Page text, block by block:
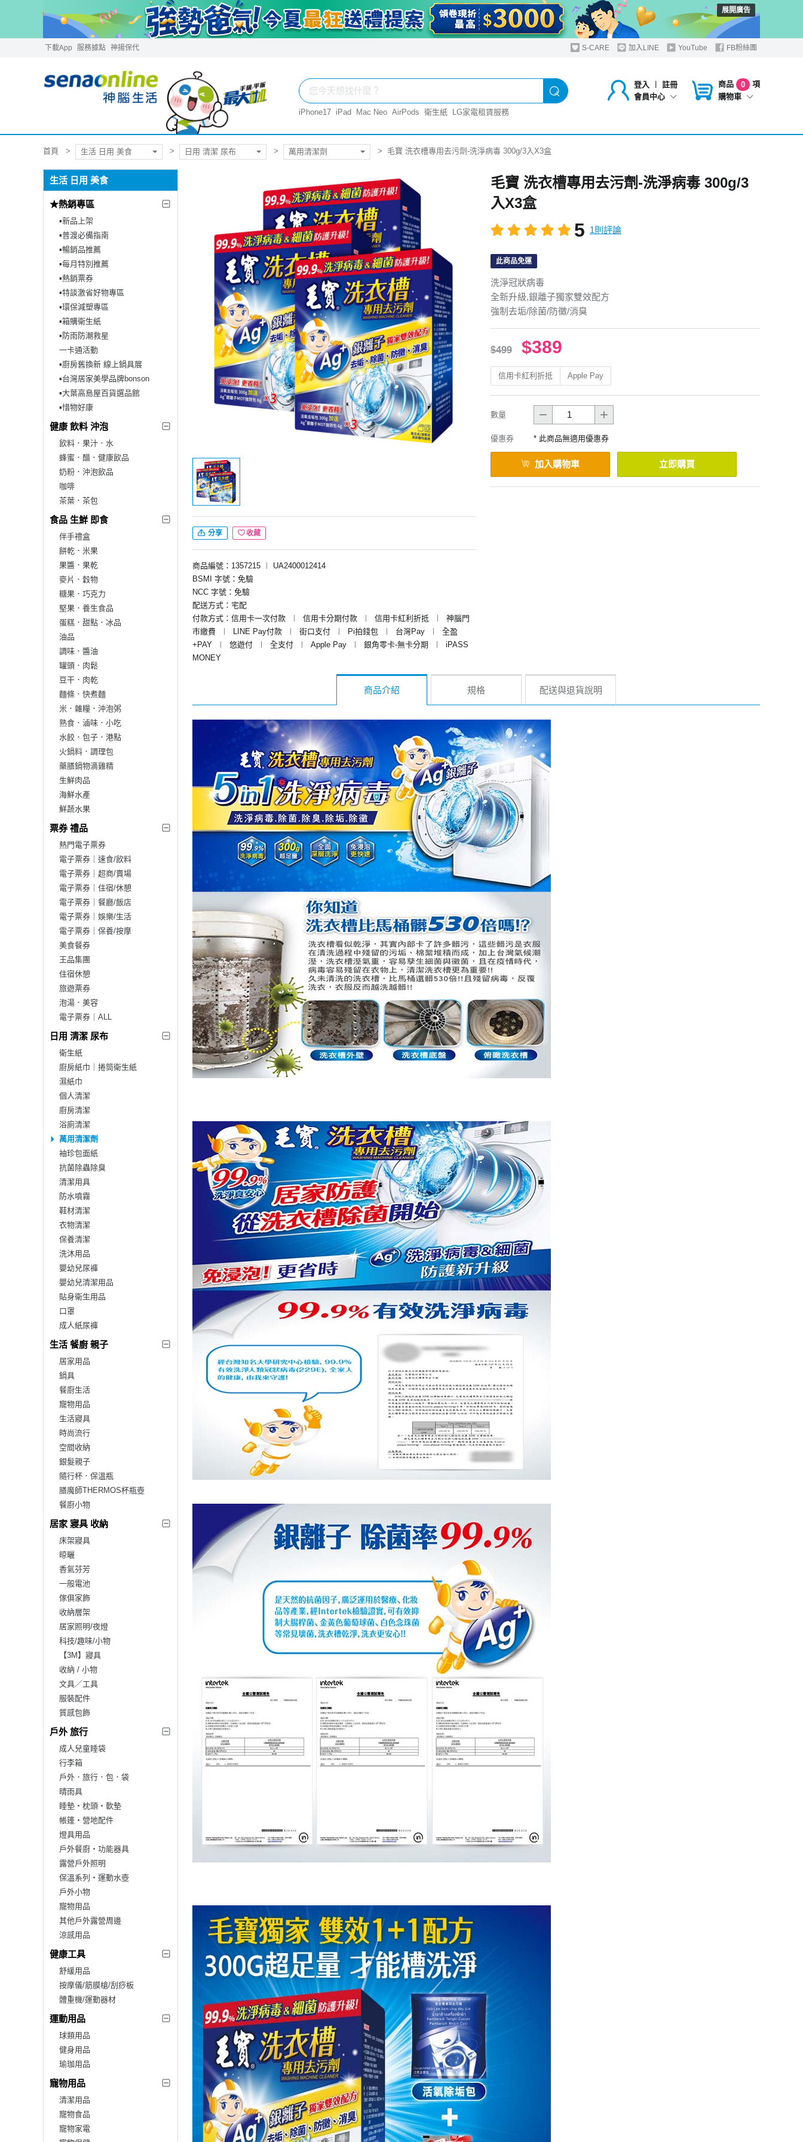
展開廣告
下載App 服務據點 神揚保代 S-CARE 加入LINE YouTube FB粉絲團
登入 ︱
註冊
會員中心
商品 0
項
購物車
iPhone17 iPad Mac Neo AirPods 衛生紙 LG家電租賃服務
首頁 生活 日用 美食 日用 清潔 尿布 萬用清潔劑 毛寶 洗衣槽專用去污劑-洗淨病毒 300g/3入X3盒
生活 日用 美食
★熱銷專區
▪︎新品上架
▪︎普渡必備指南
▪︎暢銷品推薦
▪︎每月特別推薦
▪︎熱銷票券
▪︎特談激省好物專區
▪︎環保減塑專區
▪︎箱購衛生紙
▪︎防雨防潮救星
一卡通活動
▪︎廚房舊換新 線上鍋具展
▪︎台灣居家美學品牌bonson
▪︎大葉高島屋百貨選品館
▪︎惜物好康
健康 飲料 沖泡
飲料．果汁．水
蜂蜜．醋．健康飲品
奶粉．沖泡飲品
咖啡
茶葉．茶包
食品 生鮮 即食
伴手禮盒
餅乾．米果
果醬．果乾
麥片．穀物
糖果．巧克力
堅果．養生食品
蛋糕．甜點．冰品
油品
調味．醬油
罐頭．肉鬆
豆干．肉乾
麵條．快煮麵
米．雜糧．沖泡粥
熟食．滷味．小吃
水餃．包子．港點
火鍋料．調理包
藥膳鍋物滴雞精
生鮮肉品
海鮮水產
鮮蔬水果
票券 禮品
熱門電子票券
電子票券｜速食/飲料
電子票券｜超商/賣場
電子票券｜住宿/休憩
電子票券｜餐廳/飯店
電子票券｜娛樂/生活
電子票券｜保養/按摩
美食餐券
王品集團
住宿休憩
旅遊票券
泡湯．美容
電子票券｜ALL
日用 清潔 尿布
衛生紙
廚房紙巾｜捲筒衛生紙
濕紙巾
個人清潔
廚房清潔
浴廁清潔
萬用清潔劑
袖珍包面紙
抗菌除蟲除臭
清潔用具
防水噴霧
鞋材清潔
衣物清潔
保養清潔
洗沐用品
嬰幼兒尿褲
嬰幼兒清潔用品
貼身衛生用品
口罩
成人紙尿褲
生活 餐廚 親子
居家用品
鍋具
餐廚生活
寵物用品
生活寢具
時尚流行
空間收納
銀髮親子
隨行杯．保溫瓶
膳魔師THERMOS杯瓶壺
餐廚小物
居家 寢具 收納
床架寢具
晾曬
香氣芬芳
一般電池
傢俱家飾
收納層架
居家照明/夜燈
科技/趣味/小物
【3M】寢具
收納 / 小物
文具／工具
服裝配件
質感包飾
戶外 旅行
成人兒童睡袋
行李箱
戶外．旅行．包．袋
晴雨具
睡墊‧枕頭‧軟墊
帳篷‧營地配件
燈具用品
戶外餐廚‧功能器具
露營戶外照明
保溫系列‧運動水壺
戶外小物
寵物用品
其他戶外露營周邊
涼感用品
健康工具
舒緩用品
按摩儀/筋膜槍/刮痧板
體重機/運動器材
運動用品
球類用品
健身用品
瑜珈用品
寵物用品
清潔用品
寵物食品
寵物家電
分享 收藏
商品編號：1357215 ︱
UA2400012414
BSMI 字號：免驗
NCC 字號：免驗
配送方式：宅配
付款方式：信用卡一次付款
︱ 信用卡分期付款 ︱ 信用卡紅利折抵 ︱
神腦門
市繳費
︱ LINE Pay付款 ︱ 街口支付 ︱ Pi拍錢包 ︱ 台灣Pay ︱
全盈
+PAY
︱ 悠遊付 ︱ 全支付 ︱ Apple Pay ︱ 銀角零卡-無卡分期 ︱
iPASS
MONEY
毛寶 洗衣槽專用去污劑-洗淨病毒 300g/3
入X3盒
5 1則評論
此商品免運
洗淨冠狀病毒
全新升級,銀離子獨家雙效配方
強制去垢/除菌/防黴/消臭
$499 $389
信用卡紅利折抵 Apple Pay
數量
優惠券 * 此商品無適用優惠券
加入購物車 立即購買
商品介紹 規格 配送與退貨說明